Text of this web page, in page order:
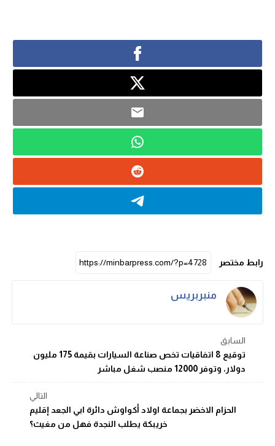
رابط مختصر
منبربريس
السابق
توقيع 8 اتفاقيات تخص صناعة السيارات بقيمة 175 مليون
دولار، وتوفر 12000 منصب شغل مباشر
التالي
الحزام الاخضر بجماعة اولاد أكواوش دائرة ابي الجعد إقليم
خريبكة يطلب النجدة فهل من مغيث؟